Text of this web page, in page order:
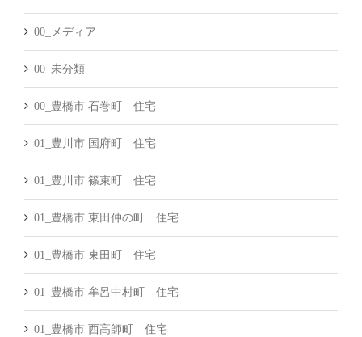
00_メディア
00_未分類
00_豊橋市 石巻町 住宅
01_豊川市 国府町 住宅
01_豊川市 篠束町 住宅
01_豊橋市 東田仲の町 住宅
01_豊橋市 東田町 住宅
01_豊橋市 牟呂中村町 住宅
01_豊橋市 西高師町 住宅